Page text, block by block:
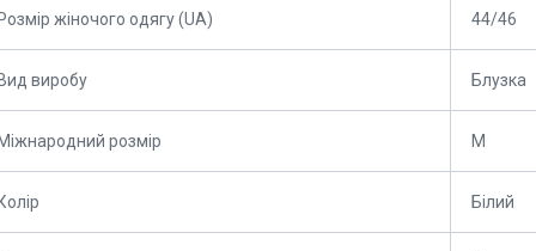
жіночого одягу (UA) 44/46
виробу Блузка
розмір M
Білий